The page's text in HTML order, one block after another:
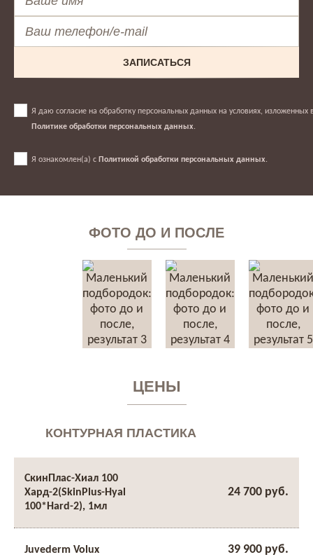
ЗАПИСАТЬСЯ
Я даю согласие на обработку персональных данных на условиях, изложенных
Политике обработки персональных данных.
Я ознакомлен(а) с Политикой обработки персональных данных.
ФОТО ДО И ПОСЛЕ
ЦЕНЫ
КОНТУРНАЯ ПЛАСТИКА
СкинПлас-Хиал 100
Хард-2(SkinPlus-Hyal
100*Hard-2), 1мл
24 700 руб.
Juvederm Volux 39 900 руб.